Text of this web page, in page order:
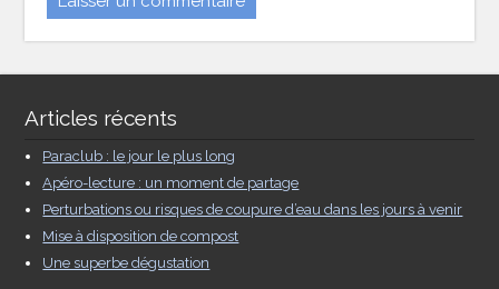
Articles récents
Paraclub : le jour le plus long
Apéro-lecture : un moment de partage
Perturbations ou risques de coupure d’eau dans les jours à venir
Mise à disposition de compost
Une superbe dégustation